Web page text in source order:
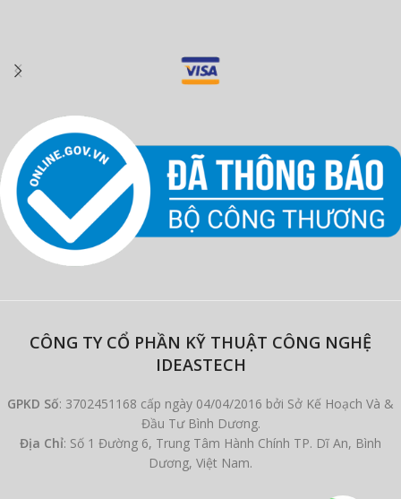
CÔNG TY CỔ PHẦN KỸ THUẬT CÔNG NGHỆ
IDEASTECH
GPKD Số: 3702451168 cấp ngày 04/04/2016 bởi Sở Kế Hoạch Và &
Đầu Tư Bình Dương.
Địa Chỉ: Số 1 Đường 6, Trung Tâm Hành Chính TP. Dĩ An, Bình
Dương, Việt Nam.